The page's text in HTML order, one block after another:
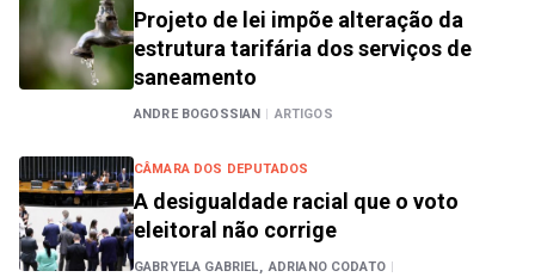
Projeto de lei impõe alteração da
estrutura tarifária dos serviços de
saneamento
ANDRE BOGOSSIAN | ARTIGOS
CÂMARA DOS DEPUTADOS
A desigualdade racial que o voto
eleitoral não corrige
GABRYELA GABRIEL, ADRIANO CODATO |